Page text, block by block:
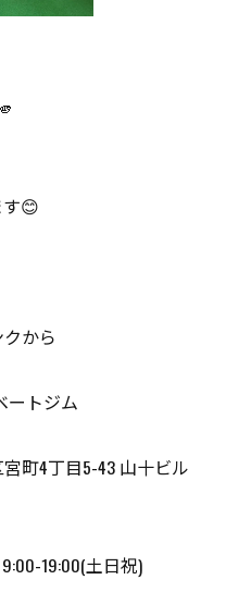
😊
から
ートジム
町4丁目5-43 山十ビル
19:00(土日祝)